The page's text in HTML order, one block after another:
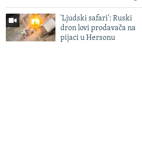
'Ljudski safari': Ruski
dron lovi prodavača na
pijaci u Hersonu